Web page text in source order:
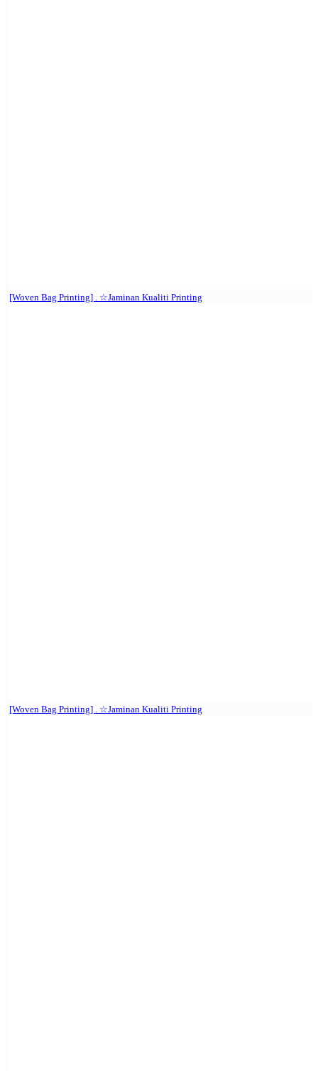
[Woven Bag Printing] . ☆Jaminan Kualiti Printing
[Woven Bag Printing] . ☆Jaminan Kualiti Printing